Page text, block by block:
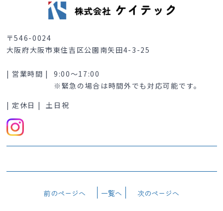
〒546-0024
大阪府大阪市東住吉区公園南矢田4-3-25
| 営業時間 |
9:00～17:00
※緊急の場合は時間外でも対応可能です。
| 定休日 |
土日祝
前のページへ 一覧へ 次のページへ